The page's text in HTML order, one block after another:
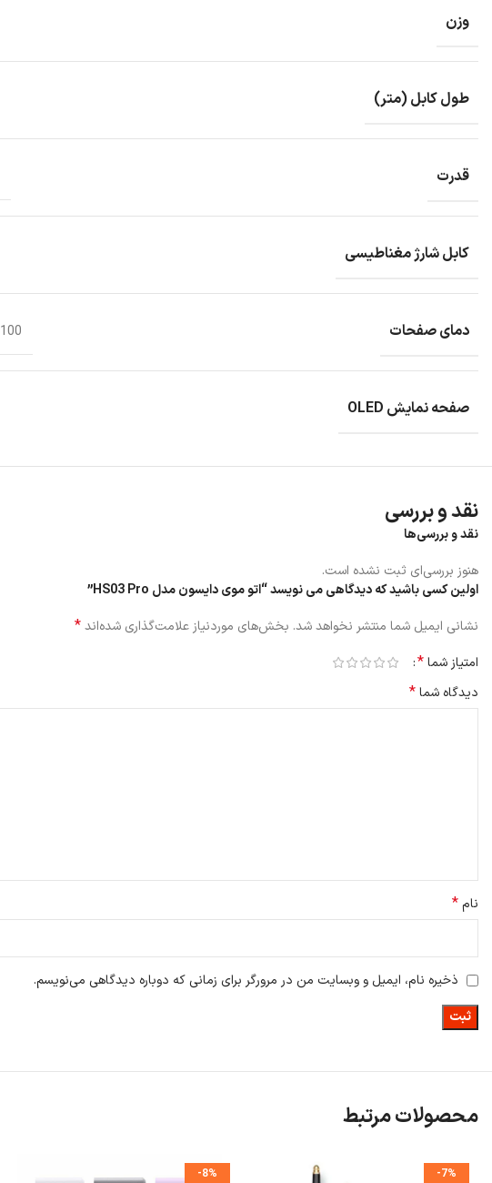
می دهد.
HS03 Pro را می توانید به حالت بی سیم با عملکرد حرارتی صاف کننده سیمی استفاده کنید، یا برای جلسات طولانی تر، به سادگی با کابل در حالت شارژ هیبریدی استایل کنید.
حالت بی سیم اتو موی HS03 Pro تا 30 دقیقه 3 عملکرد حرارتی صاف کننده سیمی را ارائه می دهد. این اتو فقط در 70 دقیقه به طور کامل شارژ می شود.
وزن
طول کابل (متر)
قدرت
کابل شارژ مغناطیسی
دمای صفحات 100 بار در ثانیه تنظیم
صفحه نمایش OLED
نقد و بررسی
نقد و بررسی‌ها
هنوز بررسی‌ای ثبت نشده است.
اولین کسی باشید که دیدگاهی می نویسد “اتو موی دایسون مدل HS03 Pro”
نشانی ایمیل شما منتشر نخواهد شد. بخش‌های موردنیاز علامت‌گذاری شده‌اند*
امتیاز شما*
دیدگاه شما*
نام*
ذخیره نام، ایمیل و وبسایت من در مرورگر برای زمانی که دوباره دیدگاهی می‌نویسم.
محصولات مرتبط
-7%
-8%